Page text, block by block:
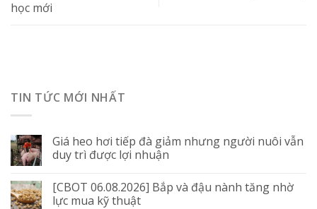
học mới
TIN TỨC MỚI NHẤT
Giá heo hơi tiếp đà giảm nhưng người nuôi vẫn
duy trì được lợi nhuận
[CBOT 06.08.2026] Bắp và đậu nành tăng nhờ
lực mua kỹ thuật